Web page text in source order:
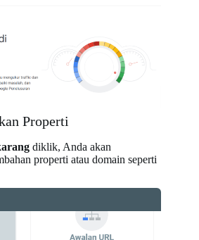
Properti
diklik, Anda akan
properti atau domain seperti